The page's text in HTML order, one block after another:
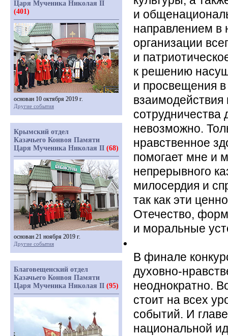
и
направлением в
организации
и
к решению
и просвещения
взаимодействия
сотрудничества
невозможно.
нравственное
помогает мне и
непрерывного
милосердия и
так как эти
Отечество,
и моральные
В финале
духовно-
неоднократно.
стоит на всех
событий. И
национальной
Царя Мученика Николая II
(401)
основан 10 октября 2019 г.
Другие события
Крымский отдел
Казачьего Конвоя Памяти
Царя Мученика Николая II (68)
основан 21 ноября 2019 г.
Другие события
Благовещенский отдел
Казачьего Конвоя Памяти
Царя Мученика Николая II (95)